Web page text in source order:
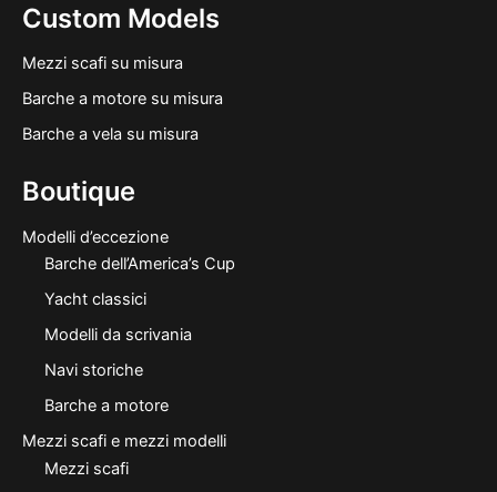
Custom Models
Mezzi scafi su misura
Barche a motore su misura
Barche a vela su misura
Boutique
Modelli d’eccezione
Barche dell’America’s Cup
Yacht classici
Modelli da scrivania
Navi storiche
Barche a motore
Mezzi scafi e mezzi modelli
Mezzi scafi